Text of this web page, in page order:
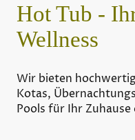
Hot Tub -
Wellness
Wir bieten
Kotas,
Pools für Ihr